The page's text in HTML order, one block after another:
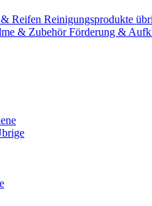
Reifen Reinigungsprodukte
& ZubehörFörderung &